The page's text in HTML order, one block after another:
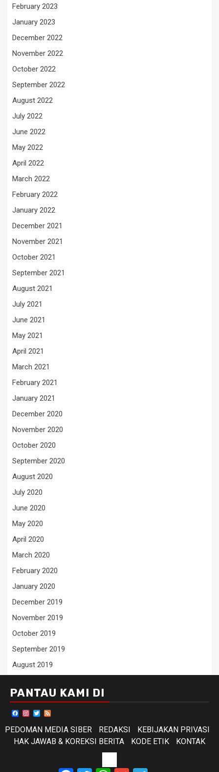
February 2023
January 2023
December 2022
November 2022
October 2022
September 2022
August 2022
July 2022
June 2022
May 2022
April 2022
March 2022
February 2022
January 2022
December 2021
November 2021
October 2021
September 2021
August 2021
July 2021
June 2021
May 2021
April 2021
March 2021
February 2021
January 2021
December 2020
November 2020
October 2020
September 2020
August 2020
July 2020
June 2020
May 2020
April 2020
March 2020
February 2020
January 2020
December 2019
November 2019
October 2019
September 2019
August 2019
PANTAU KAMI DI
Facebook
Instagram
Twitter
PEDOMAN MEDIA SIBER
REDAKSI
KEBIJAKAN PRIVASI
HAK JAWAB & KOREKSI BERITA
KODE ETIK KONTAK